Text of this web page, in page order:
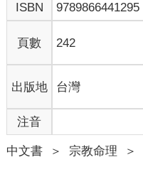
ISBN
9789866441295
頁數 242
出版地 台灣
注音
中文書 ＞ 宗教命理 ＞